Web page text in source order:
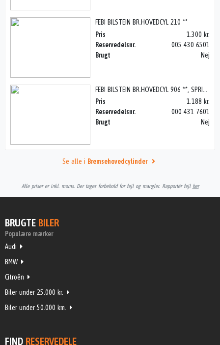
FEBI BILSTEIN BR.HOVEDCYL 210 **
Pris
1.300 kr.
Reservedelsnr.
005 430 6501
Brugt
Nej
Pris
1.188 kr.
Reservedelsnr.
000 431 7601
Brugt
Nej
Se alle i Bremsehovedcylinder
Alle priser er inkl. moms. Der tages forbehold for fejl og mangler. Rapportér fejl her
BRUGTE BILER
Populære mærker
Audi
BMW
Citroën
Biler under 25.000 kr.
Biler under 50.000 km.
FIND RESERVEDELE